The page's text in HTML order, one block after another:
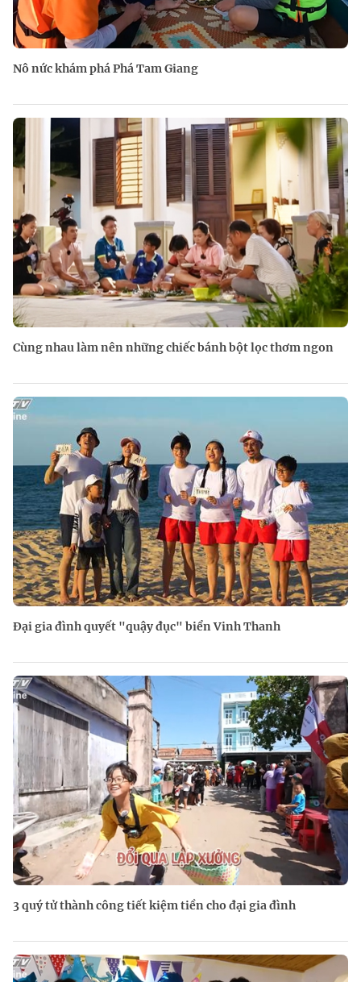
Nô nức khám phá Phá Tam Giang
Cùng nhau làm nên những chiếc bánh bột lọc thơm ngon
Đại gia đình quyết "quậy đục" biển Vinh Thanh
3 quý tử thành công tiết kiệm tiền cho đại gia đình